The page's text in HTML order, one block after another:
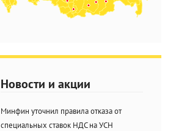
Новости и акции
Минфин уточнил правила отказа от
специальных ставок НДС на УСН